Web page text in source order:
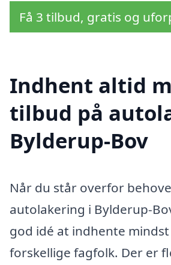
Få 3 tilbud, gratis og
Indhent altid
tilbud på
Bylderup-Bov
Når du står overfor
autolakering i Bylderup-
god idé at indhente
forskellige fagfolk. Der er